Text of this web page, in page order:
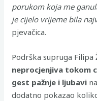
porukom koja me
je cijelo vrijeme bila
pjevačica.
Podrška supruga
neprocjenjiva tokom
gest pažnje i ljubavi
dodatno pokazao